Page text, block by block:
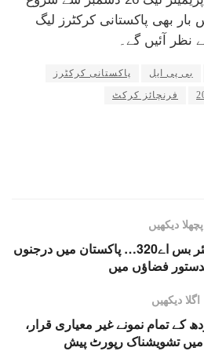
بار بھی پاکستانی کرکٹرز لیگ
نظر آئیں گے۔
بی پی ایل
پاکستانی کرکٹرز
فرنچائز کرکٹ
پچھلا دیکھیں
سافٹ ویئر خرابیوں والے ایئر بس اے320… پاکستان میں درجنوں
فضاؤں میں
اگلا دیکھیں
کے تمام نمونے غیر معیاری قرار،
تشویشناک رپورٹ پیش